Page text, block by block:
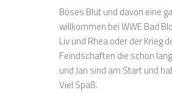
Böses Blut und davon eine
willkommen bei WWE Bad
Liv und Rhea oder der Krieg
Feindschaften die schon
und Jan sind am Start und
Viel Spaß.